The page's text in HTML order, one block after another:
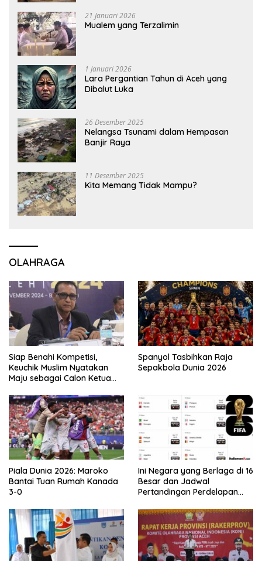
21 Januari 2026
Mualem yang Terzalimin
1 Januari 2026
Lara Pergantian Tahun di Aceh yang
Dibalut Luka
26 Desember 2025
Nelangsa Tsunami dalam Hempasan
Banjir Raya
11 Desember 2025
Kita Memang Tidak Mampu?
OLAHRAGA
Siap Benahi Kompetisi,
Keuchik Muslim Nyatakan
Maju sebagai Calon Ketua
Spanyol Tasbihkan Raja
Sepakbola Dunia 2026
Piala Dunia 2026: Maroko
Bantai Tuan Rumah Kanada
3-0
Ini Negara yang Berlaga di 16
Besar dan Jadwal
Pertandingan Perdelapan